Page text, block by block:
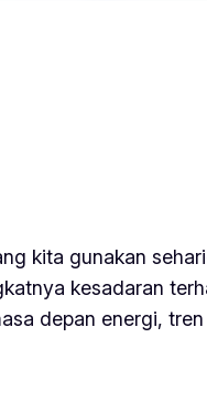
kita gunakan
kesadaran
depan energi,